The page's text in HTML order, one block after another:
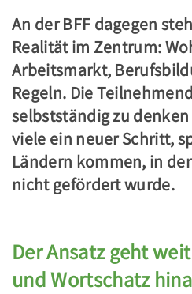
An der BFF dagegen
Realität im Zentrum:
Arbeitsmarkt,
Regeln. Die
selbstständig zu
viele ein neuer Schritt,
Ländern kommen, in
nicht gefördert wurde.
Der Ansatz geht
und Wortschatz